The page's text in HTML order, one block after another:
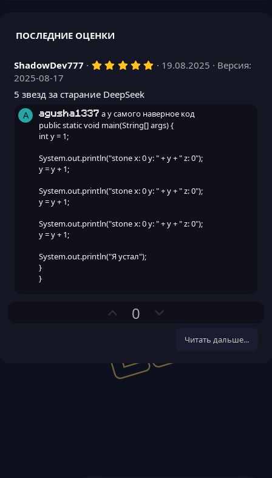
ПОСЛЕДНИЕ ОЦЕНКИ
ShadowDev777 5
в
ё
з
19.08.2025
Версия:
2025-08-17
5 звезд за старание DeepSeek
A agusha1337 а у самого наверное код
public static void main(String[] args) {
int y = 1;
System.out.println("stone x: 0 y: " + y + " z: 0");
y = y + 1;
System.out.println("stone x: 0 y: " + y + " z: 0");
y = y + 1;
System.out.println("stone x: 0 y: " + y + " z: 0");
y = y + 1;
System.out.println("Я устал");
}
}
П
т
и
0
т
Читать дальше...